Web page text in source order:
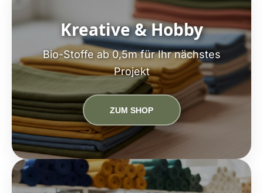
Kreative & Hobby
Bio-Stoffe ab 0,5m für Ihr nächstes
Projekt
ZUM SHOP